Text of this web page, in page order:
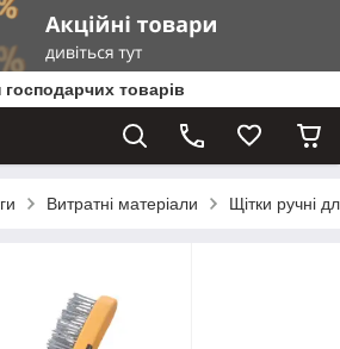
товарів
Витратні матеріали Щітки ручні